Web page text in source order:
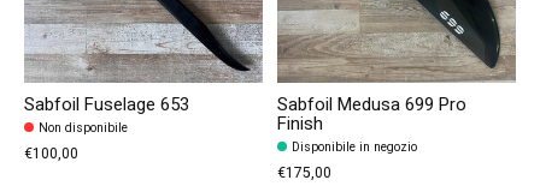
Sabfoil Fuselage 653
Non disponibile
€100,00
Sabfoil Medusa 699 Pro
Finish
Disponibile in negozio
€175,00